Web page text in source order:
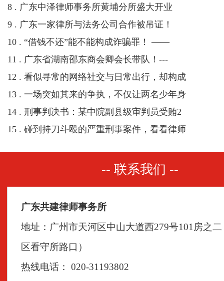
8 . 广东中泽律师事务所黄埔分所盛大开业
9 . 广东一家律所与法务公司合作被吊证！
10 . “借钱不还”能不能构成诈骗罪！ ——
11 . 广东省湖南邵东商会卿会长带队！---
12 . 看似寻常的网络社交与日常出行，却构成
13 . 一场突如其来的争执，不仅让两名少年身
14 . 刑事判决书：某中院副县级审判员受贿2
15 . 碰到持刀斗殴的严重刑事案件，看看律师
-- 联系我们 --
广东共建律师事务所
地址：广州市天河区中山大道西279号101房之
区看守所路口）
热线电话： 020-31193802